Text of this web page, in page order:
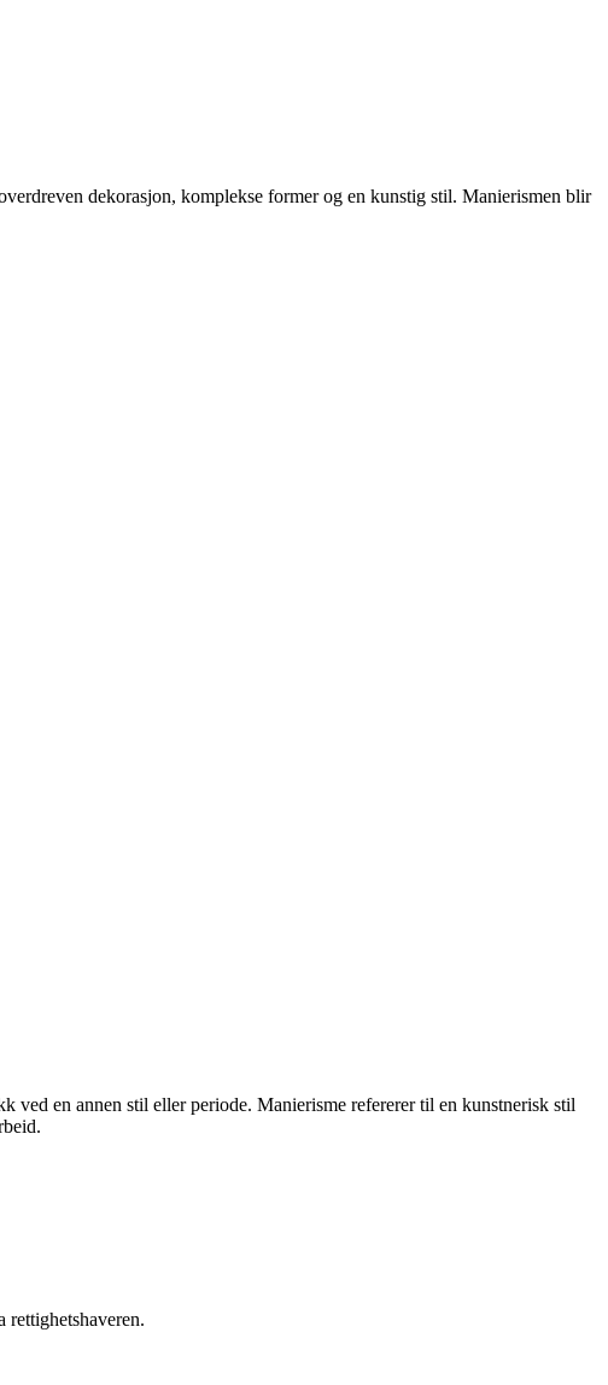
dekorasjon, komplekse former og en kunstig stil. Manierismen blir
ved en annen stil eller periode. Manierisme refererer til en kunstnerisk stil